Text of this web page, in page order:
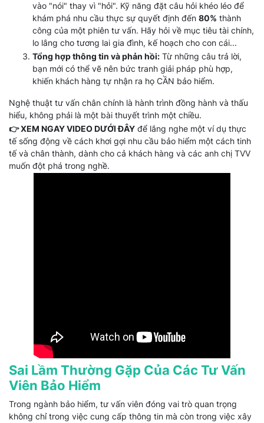
vào "nói" thay vì "hỏi". Kỹ năng đặt câu hỏi khéo léo để
khám phá nhu cầu thực sự quyết định đến 80% thành
công của một phiên tư vấn. Hãy hỏi về mục tiêu tài chính,
lo lắng cho tương lai gia đình, kế hoạch cho con cái...
Tổng hợp thông tin và phản hồi: Từ những câu trả lời,
bạn mới có thể vẽ nên bức tranh giải pháp phù hợp,
khiến khách hàng tự nhận ra họ CẦN bảo hiểm.
Nghệ thuật tư vấn chân chính là hành trình đồng hành và thấu
hiểu, không phải là một bài thuyết trình một chiều.
👉 XEM NGAY VIDEO DƯỚI ĐÂY để lắng nghe một ví dụ thực
tế sống động về cách khơi gợi nhu cầu bảo hiểm một cách tinh
tế và chân thành, dành cho cả khách hàng và các anh chị TVV
muốn đột phá trong nghề.
Sai Lầm Thường Gặp Của Các Tư Vấn
Viên Bảo Hiểm
Trong ngành bảo hiểm, tư vấn viên đóng vai trò quan trọng
không chỉ trong việc cung cấp thông tin mà còn trong việc xây